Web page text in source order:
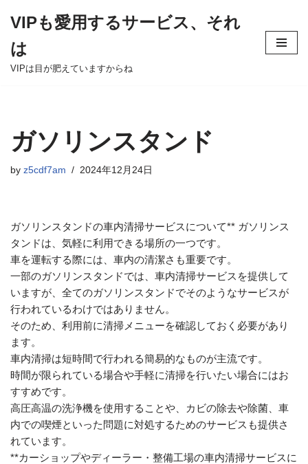
to
content
VIPも愛用するサービス、それ
は
VIPは目が肥えていますからね
ガソリンスタンド
by z5cdf7am 2024年12月24日
ガソリンスタンドの車内清掃サービスについて** ガソリンス
タンドは、気軽に利用できる場所の一つです。
車を運転する際には、車内の清潔さも重要です。
一部のガソリンスタンドでは、車内清掃サービスを提供して
いますが、全てのガソリンスタンドでそのようなサービスが
行われているわけではありません。
そのため、利用前に清掃メニューを確認しておく必要があり
ます。
車内清掃は短時間で行われる簡易的なものが主流です。
時間が限られている場合や手軽に清掃を行いたい場合にはお
すすめです。
高圧高温の洗浄機を使用することや、カビの除去や除菌、車
内での喫煙といった問題に対処するためのサービスも提供さ
れています。
**カーショップやディーラー・整備工場の車内清掃サービスに